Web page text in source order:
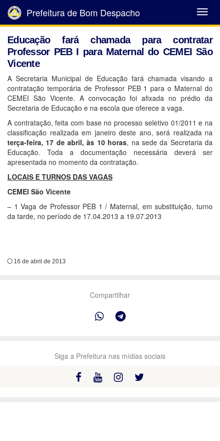
Abrir
Menu
Prefeitura de Bom Despacho
Educação fará chamada para contratar
Professor PEB I para Maternal do CEMEI São
Vicente
A Secretaria Municipal de Educação fará chamada visando a
contratação temporária de Professor PEB 1 para o Maternal do
CEMEI São Vicente. A convocação foi afixada no prédio da
Secretaria de Educação e na escola que oferece a vaga.
A contratação, feita com base no processo seletivo 01/2011 e na
classificação realizada em janeiro deste ano, será realizada na
terça-feira, 17 de abril, às 10 horas, na sede da Secretaria da
Educação. Toda a documentação necessária deverá ser
apresentada no momento da contratação.
LOCAIS E TURNOS DAS VAGAS
CEMEI São Vicente
– 1 Vaga de Professor PEB 1 / Maternal, em substituição, turno
da tarde, no período de 17.04.2013 a 19.07.2013
16 de abril de 2013
Compartilhar
Siga a Prefeitura nas mídias sociais